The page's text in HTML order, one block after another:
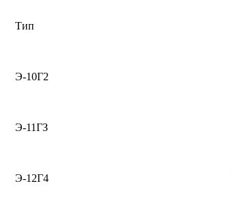
Тип
Э-10Г2
Э-11ГЗ
Э-12Г4